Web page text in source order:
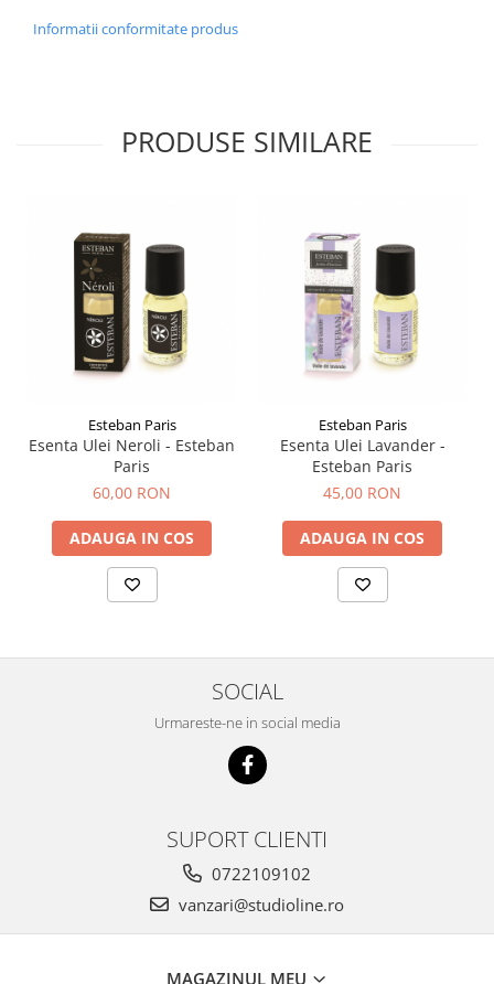
Informatii conformitate produs
PRODUSE SIMILARE
Esteban Paris
Esenta Ulei Neroli - Esteban
Paris
60,00 RON
ADAUGA IN COS
Esteban Paris
Esenta Ulei Lavander -
Esteban Paris
45,00 RON
ADAUGA IN COS
SOCIAL
Urmareste-ne in social media
SUPORT CLIENTI
0722109102
vanzari@studioline.ro
MAGAZINUL MEU